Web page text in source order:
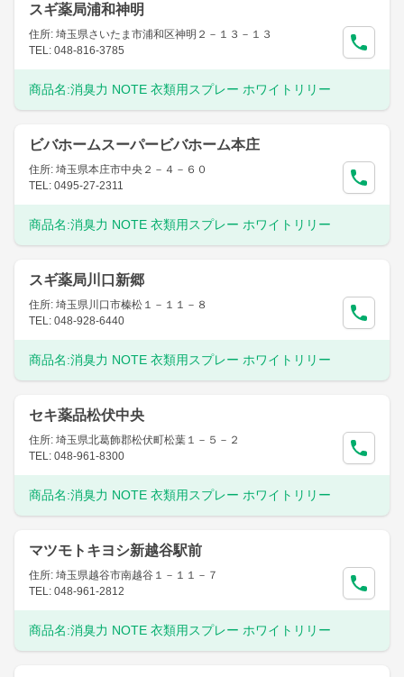
スギ薬局浦和神明
住所: 埼玉県さいたま市浦和区神明２－１３－１３
TEL: 048-816-3785
商品名:消臭力 NOTE 衣類用スプレー ホワイトリリー
ビバホームスーパービバホーム本庄
住所: 埼玉県本庄市中央２－４－６０
TEL: 0495-27-2311
商品名:消臭力 NOTE 衣類用スプレー ホワイトリリー
スギ薬局川口新郷
住所: 埼玉県川口市榛松１－１１－８
TEL: 048-928-6440
商品名:消臭力 NOTE 衣類用スプレー ホワイトリリー
セキ薬品松伏中央
住所: 埼玉県北葛飾郡松伏町松葉１－５－２
TEL: 048-961-8300
商品名:消臭力 NOTE 衣類用スプレー ホワイトリリー
マツモトキヨシ新越谷駅前
住所: 埼玉県越谷市南越谷１－１１－７
TEL: 048-961-2812
商品名:消臭力 NOTE 衣類用スプレー ホワイトリリー